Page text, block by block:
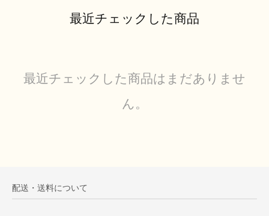
最近チェックした商品
最近チェックした商品はまだありませ
ん。
配送・送料について